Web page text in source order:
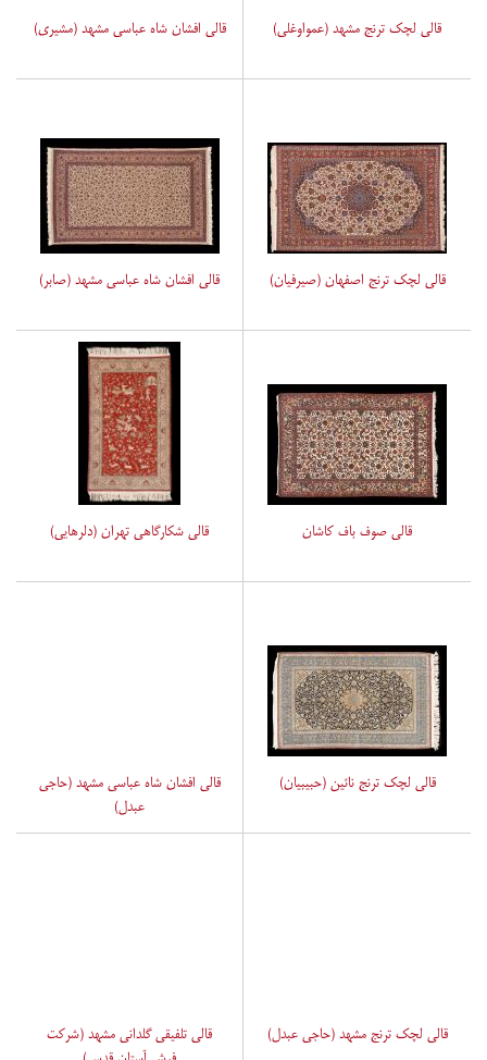
قالی لچک ترنج مشهد (عمواوغلی) قالی افشان شاه عباسی مشهد (مشیری)
قالی لچک ترنج اصفهان (صیرفیان) قالی افشان شاه عباسی مشهد (صابر)
قالی صوف باف کاشان قالی شکارگاهی تهران (دلرهایی)
قالی لچک ترنج نائین (حبیبیان)
قالی افشان شاه عباسی مشهد (حاجی
عبدل)
قالی لچک ترنج مشهد (حاجی عبدل)
قالی تلفیقی گلدانی مشهد (شرکت